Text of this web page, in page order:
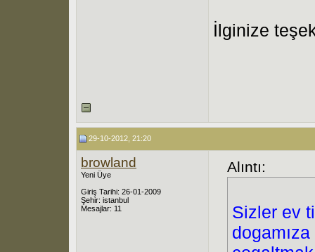
İlginize
29-10-2012, 21:20
browland
Yeni Üye
Giriş Tarihi: 26-01-2009
Şehir: istanbul
Mesajlar: 11
Alıntı:
Sizler ev